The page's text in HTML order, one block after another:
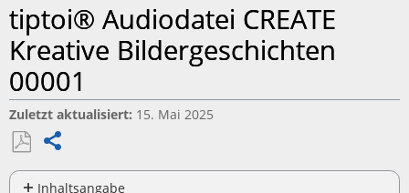
tiptoi® Audiodatei CREATE
Kreative Bildergeschichten
00001
Zuletzt aktualisiert 15. Mai 2025
Als
PDF Inhaltsangabe